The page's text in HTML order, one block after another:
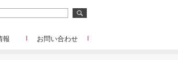
報 お問い合わせ